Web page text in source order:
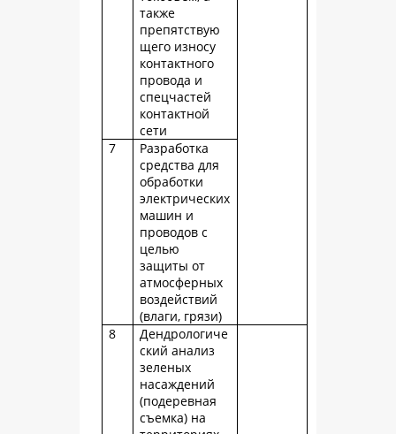
также
препятствую
щего износу
контактного
провода и
спецчастей
контактной
сети
7
Разработка
средства для
обработки
электрических
машин и
проводов с
целью
защиты от
атмосферных
воздействий
(влаги, грязи)
8
Дендрологиче
ский анализ
зеленых
насаждений
(подеревная
съемка) на